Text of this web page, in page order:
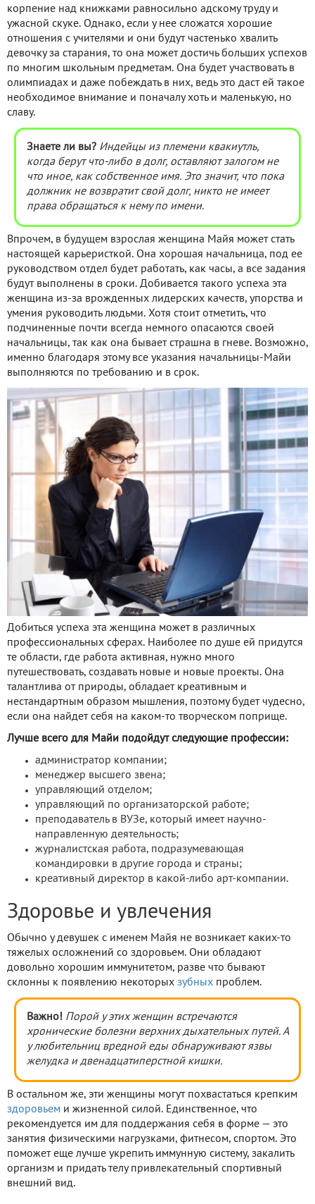
корпение над книжками равносильно адскому труду и
ужасной скуке. Однако, если у нее сложатся хорошие
отношения с учителями и они будут частенько хвалить
девочку за старания, то она может достичь больших успехов
по многим школьным предметам. Она будет участвовать в
олимпиадах и даже побеждать в них, ведь это даст ей такое
необходимое внимание и поначалу хоть и маленькую, но
славу.
Знаете ли вы? Индейцы из племени квакиутль,
когда берут что-либо в долг, оставляют залогом не
что иное, как собственное имя. Это значит, что пока
должник не возвратит свой долг, никто не имеет
права обращаться к нему по имени.
Впрочем, в будущем взрослая женщина Майя может стать
настоящей карьеристкой. Она хорошая начальница, под ее
руководством отдел будет работать, как часы, а все задания
будут выполнены в сроки. Добивается такого успеха эта
женщина из-за врожденных лидерских качеств, упорства и
умения руководить людьми. Хотя стоит отметить, что
подчиненные почти всегда немного опасаются своей
начальницы, так как она бывает страшна в гневе. Возможно,
именно благодаря этому все указания начальницы-Майи
выполняются по требованию и в срок.
Добиться успеха эта женщина может в различных
профессиональных сферах. Наиболее по душе ей придутся
те области, где работа активная, нужно много
путешествовать, создавать новые и новые проекты. Она
талантлива от природы, обладает креативным и
нестандартным образом мышления, поэтому будет чудесно,
если она найдет себя на каком-то творческом поприще.
Лучше всего для Майи подойдут следующие профессии:
администратор компании;
менеджер высшего звена;
управляющий отделом;
управляющий по организаторской работе;
преподаватель в ВУЗе, который имеет научно-
направленную деятельность;
журналистская работа, подразумевающая
командировки в другие города и страны;
креативный директор в какой-либо арт-компании.
Здоровье и увлечения
Обычно у девушек с именем Майя не возникает каких-то
тяжелых осложнений со здоровьем. Они обладают
довольно хорошим иммунитетом, разве что бывают
склонны к появлению некоторых зубных проблем.
Важно! Порой у этих женщин встречаются
хронические болезни верхних дыхательных путей. А
у любительниц вредной еды обнаруживают язвы
желудка и двенадцатиперстной кишки.
В остальном же, эти женщины могут похвастаться крепким
здоровьем и жизненной силой. Единственное, что
рекомендуется им для поддержания себя в форме — это
занятия физическими нагрузками, фитнесом, спортом. Это
поможет еще лучше укрепить иммунную систему, закалить
организм и придать телу привлекательный спортивный
внешний вид.